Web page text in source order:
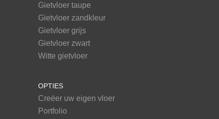
Gietvloer taupe
Gietvloer zandkleur
Gietvloer grijs
Gietvloer zwart
Witte gietvloer
OPTIES
Creëer uw eigen vloer
Portfolio